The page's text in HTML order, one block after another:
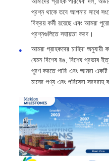
প্রশ্ন থাকে তবে আপনার সাথে
বিক্রয় কর্মী রয়েছে এবং আমরা
প্রশ্নগুলিতে সহায়তা করব।
আমরা গ্রাহকদের চাহিদা অনুযায়ী
যেমন বিশেষ রঙ, বিশেষ প্রভাব
পূরণ করতে পারি এবং আমরা একটি
মানের পণ্য এবং পরিষেবা সরবরাহ